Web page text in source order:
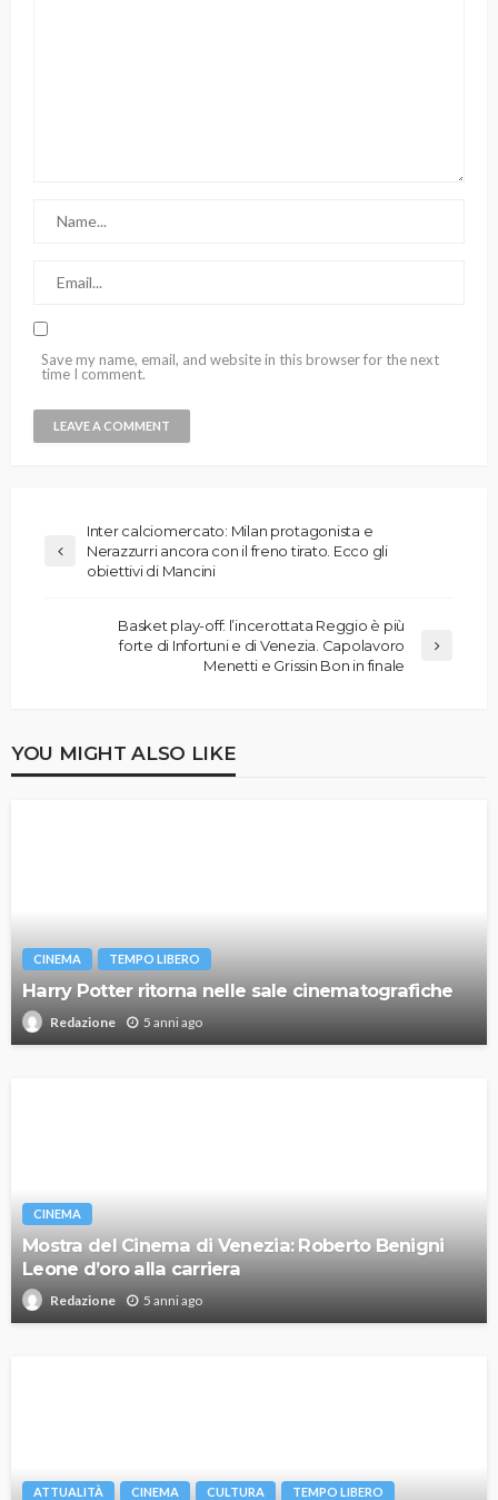
Save my name, email, and website in this browser for the next
time I comment.
Inter calciomercato: Milan protagonista e
Nerazzurri ancora con il freno tirato. Ecco gli
obiettivi di Mancini
Basket play-off: l’incerottata Reggio è più
forte di Infortuni e di Venezia. Capolavoro
Menetti e Grissin Bon in finale
YOU MIGHT ALSO LIKE
CINEMA TEMPO LIBERO
Harry Potter ritorna nelle sale cinematografiche
Redazione 5 anni ago
CINEMA
Mostra del Cinema di Venezia: Roberto Benigni
Leone d’oro alla carriera
Redazione 5 anni ago
ATTUALITÀ CINEMA CULTURA TEMPO LIBERO